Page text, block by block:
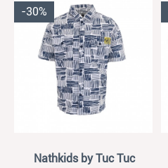
-30%
Nathkids by Tuc Tuc